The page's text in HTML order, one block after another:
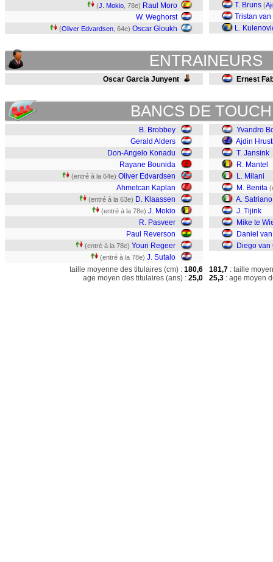
(J. Mokio , 78e) Raul Moro
W. Weghorst
(Oliver Edvardsen , 64e) Oscar Gloukh
T. Bruns (
Tristan van
L.
ENTRAINEURS
Oscar Garcia Junyent Ernest
BANCS DE
B. Brobbey
Gerald Alders
Don-Angelo Konadu
Rayane Bounida
(entré à la 64e) Oliver Edvardsen
Ahmetcan Kaplan
(entré à la 63e) D. Klaassen
(entré à la 78e) J. Mokio
R. Pasveer
Paul Reverson
(entré à la 78e) Youri Regeer
(entré à la 78e) J. Sutalo
Yvandro
Ajdin
T. Jansink
R. Mantel
L. Milani
M. Benita
A. Satriano
J. Tijink
Mike te
Daniel
Diego van
taille moyenne des titulaires (cm) : 180,6
age moyen des titulaires (ans) : 25,0
181,7 : taille
25,3 : age moyen